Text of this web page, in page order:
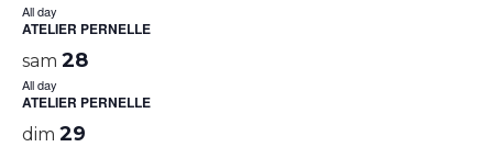
All day
ATELIER PERNELLE
sam 28
All day
ATELIER PERNELLE
dim 29